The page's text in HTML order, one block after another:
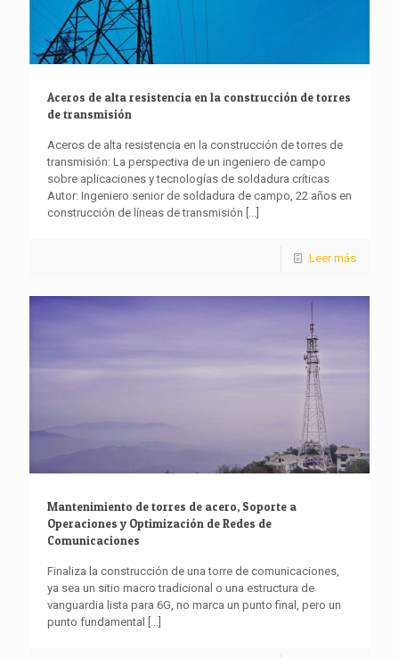
Aceros de alta resistencia en la construcción de torres
de transmisión
Aceros de alta resistencia en la construcción de torres de
transmisión: La perspectiva de un ingeniero de campo
sobre aplicaciones y tecnologías de soldadura críticas
Autor: Ingeniero senior de soldadura de campo, 22 años en
construcción de líneas de transmisión [...]
Leer más
Mantenimiento de torres de acero, Soporte a
Operaciones y Optimización de Redes de
Comunicaciones
Finaliza la construcción de una torre de comunicaciones,
ya sea un sitio macro tradicional o una estructura de
vanguardia lista para 6G, no marca un punto final, pero un
punto fundamental [...]